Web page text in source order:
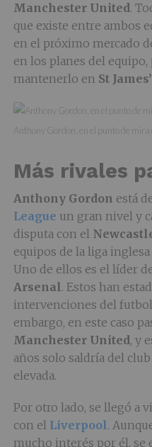
Manchester United.
que existe entre ambos
en el próximo mercado
en los planes del
mantenerlo en St
Anthony Gordon, en el punto de
Más rivales
Anthony Gordon está
League un gran nivel y
disputa con el
equipos de la liga
Uno de ellos es el líder
Arsenal. Estos han
intervenciones del
embargo, en este caso
Manchester United, y
años solo saldría del
elevada.
Por otro lado, se llegó a
con el Liverpool.
mucho interés por él, se